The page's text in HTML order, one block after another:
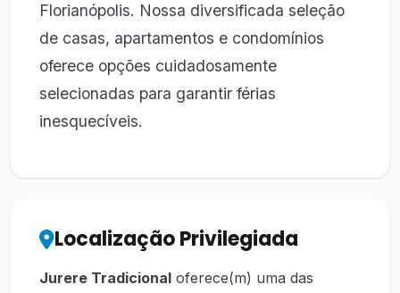
Florianópolis. Nossa diversificada seleção
de casas, apartamentos e condomínios
oferece opções cuidadosamente
selecionadas para garantir férias
inesquecíveis.
Localização Privilegiada
Jurere Tradicional oferece(m) uma das